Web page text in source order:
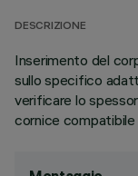
DESCRIZIONE
Inserimento del
sullo specifico
verificare lo
cornice